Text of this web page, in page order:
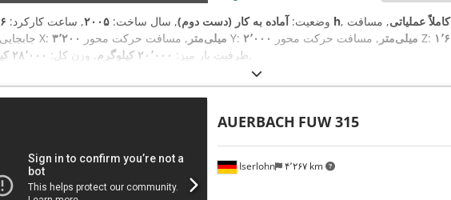
وضعیت:آماده به کار (دست دوم), سال ساخت: ۲۰۰۵, ساعت کارکرد: ۲۸٬۲۴۶ h کاملاً عملیاتی, مسافت
جابجایی محور X:
۳٬۲۰۰ میلی‌متر , مسافت حرکت محور Y: ۲٬۰۰۰ میلی‌متر , مسافت حرکت محور Z:
ظرفیت بار میز: ۲۰٬۰۰۰ کیلوگرم , وزن کل: ۲۸٬۰۰۰ کیلوگرم ,
Iserlohn ۴٬۲۶۷ km
AUERBACH FUW 315